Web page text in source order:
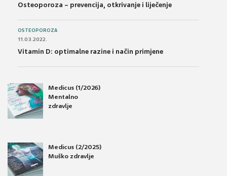
Osteoporoza – prevencija, otkrivanje i liječenje
OSTEOPOROZA
11.03.2022.
Vitamin D: optimalne razine i način primjene
Medicus (1/2026)
Mentalno
zdravlje
Medicus (2/2025)
Muško zdravlje